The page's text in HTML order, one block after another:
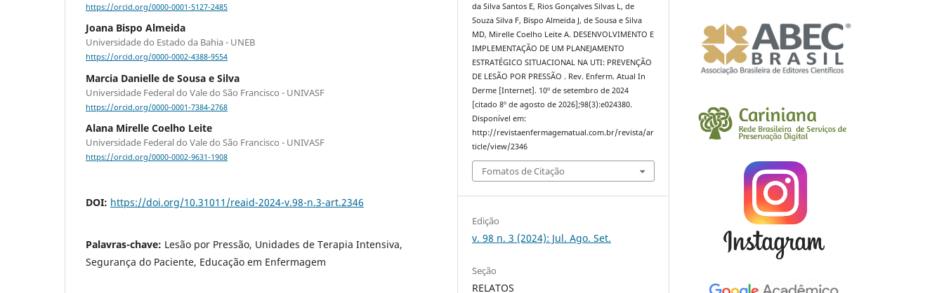
https://orcid.org/0000-0001-5127-2485
Joana Bispo Almeida
Universidade do Estado da Bahia - UNEB
https://orcid.org/0000-0002-4388-9554
Marcia Danielle de Sousa e Silva
Universidade Federal do Vale do São Francisco - UNIVASF
https://orcid.org/0000-0001-7384-2768
Alana Mirelle Coelho Leite
Universidade Federal do Vale do São Francisco - UNIVASF
https://orcid.org/0000-0002-9631-1908
DOI: https://doi.org/10.31011/reaid-2024-v.98-n.3-art.2346
Palavras-chave: Lesão por Pressão, Unidades de Terapia Intensiva,
Segurança do Paciente, Educação em Enfermagem
da Silva Santos E, Rios Gonçalves Silvas L, de
Souza Silva F, Bispo Almeida J, de Sousa e Silva
MD, Mirelle Coelho Leite A. DESENVOLVIMENTO E
IMPLEMENTAÇÃO DE UM PLANEJAMENTO
ESTRATÉGICO SITUACIONAL NA UTI: PREVENÇÃO
DE LESÃO POR PRESSÃO . Rev. Enferm. Atual In
Derme [Internet]. 10º de setembro de 2024
[citado 8º de agosto de 2026];98(3):e024380.
Disponível em:
http://revistaenfermagematual.com.br/revista/ar
ticle/view/2346
Fomatos de Citação
Edição
v. 98 n. 3 (2024): Jul. Ago. Set.
Seção
RELATOS